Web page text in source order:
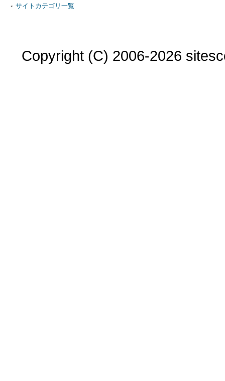
サイトカテゴリ一覧
Copyright (C) 2006-2026